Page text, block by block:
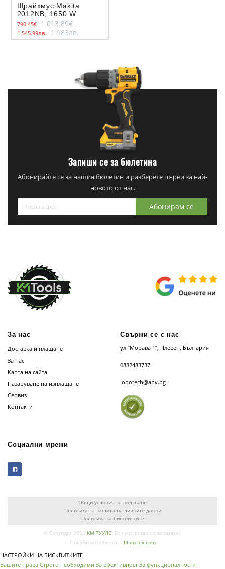
Щрайхмус Makita
2012NB, 1650 W
790.45€ 1 013.89€
1 545.99лв. 1 983лв.
Запиши се за бюлетина
Абонирайте се за нашия бюлетин и разберете първи за най-
новото от нас.
Абонирам се
За нас
Доставка и плащане
За нас
Карта на сайта
Пазаруване на изплащане
Сервиз
Контакти
Свържи се с нас
ул “Морава 1”, Плевен, България
0882483737
lobotech@abv.bg
Социални мрежи
Общи условия за ползване
Политика за защита на личните данни
Политика за бисквитките
© Copyright 2026 КМ ТУУЛС. Всички права са запазени.
Онлайн магазин от:
PlumTex.com
НАСТРОЙКИ НА БИСКВИТКИТЕ
Вашите права Строго необходими За ефективност За функционалности